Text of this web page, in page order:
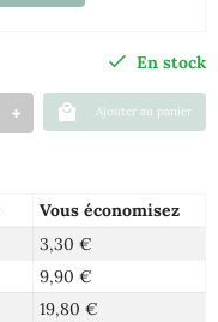
En stock
Ajouter au panier
Vous économisez
3,30 €
9,90 €
19,80 €